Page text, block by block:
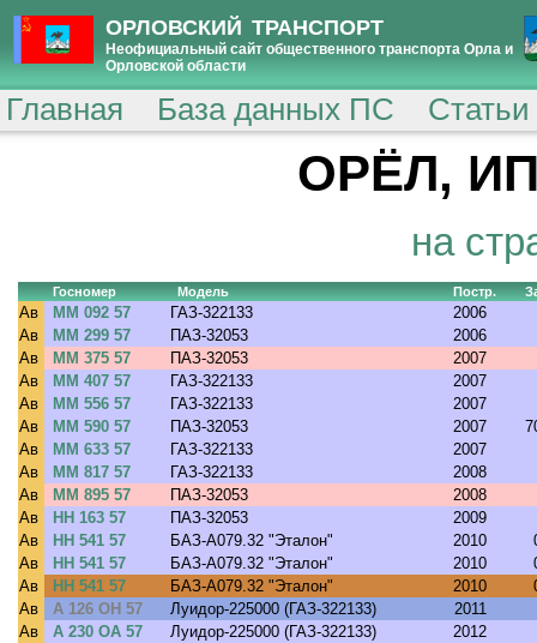
ОРЛОВСКИЙ ТРАНСПОРТ
Неофициальный сайт общественного транспорта Орла и
Орловской области
Главная База данных ПС
ОРЁЛ,
на
Госномер Модель Постр.
Ав ММ 092 57 ГАЗ-322133
2006
Ав
ММ 299 57 ПАЗ-32053
2006
Ав
ММ 375 57 ПАЗ-32053
2007
Ав
ММ 407 57 ГАЗ-322133
2007
Ав
ММ 556 57 ГАЗ-322133
2007
Ав
ММ 590 57 ПАЗ-32053 2007
Ав
ММ 633 57 ГАЗ-322133
2007
Ав
ММ 817 57 ГАЗ-322133
2008
Ав
ММ 895 57 ПАЗ-32053
2008
Ав
НН 163 57 ПАЗ-32053
2009
Ав
НН 541 57 БАЗ-А079.32 "Эталон" 2010
Ав
НН 541 57 БАЗ-А079.32 "Эталон" 2010
Ав
НН 541 57 БАЗ-А079.32 "Эталон" 2010
Ав
А 126 ОН 57 Луидор-225000 (ГАЗ-322133)
2011
Ав
А 230 ОА 57 Луидор-225000 (ГАЗ-322133)
2012